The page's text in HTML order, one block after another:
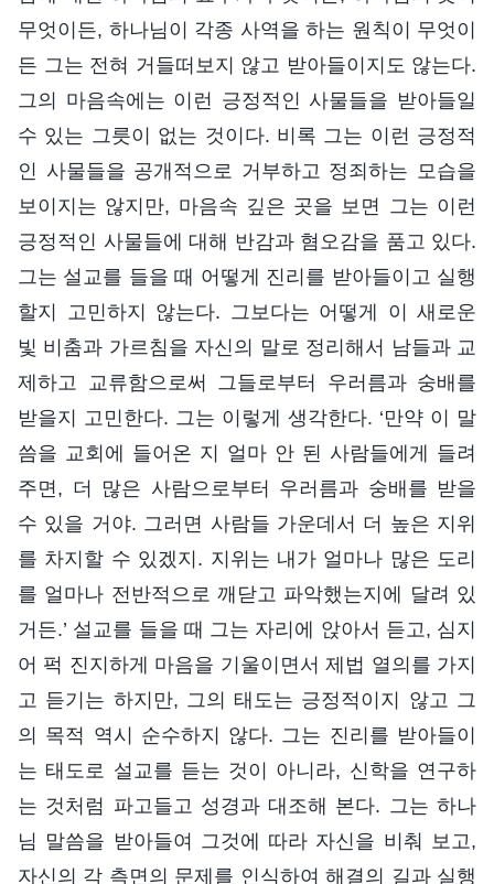
무엇이든, 하나님이 각종 사역을 하는 원칙이 무엇이
든 그는 전혀 거들떠보지 않고 받아들이지도 않는다.
그의 마음속에는 이런 긍정적인 사물들을 받아들일
수 있는 그릇이 없는 것이다. 비록 그는 이런 긍정적
인 사물들을 공개적으로 거부하고 정죄하는 모습을
보이지는 않지만, 마음속 깊은 곳을 보면 그는 이런
긍정적인 사물들에 대해 반감과 혐오감을 품고 있다.
그는 설교를 들을 때 어떻게 진리를 받아들이고 실행
할지 고민하지 않는다. 그보다는 어떻게 이 새로운
빛 비춤과 가르침을 자신의 말로 정리해서 남들과 교
제하고 교류함으로써 그들로부터 우러름과 숭배를
받을지 고민한다. 그는 이렇게 생각한다. ‘만약 이 말
씀을 교회에 들어온 지 얼마 안 된 사람들에게 들려
주면, 더 많은 사람으로부터 우러름과 숭배를 받을
수 있을 거야. 그러면 사람들 가운데서 더 높은 지위
를 차지할 수 있겠지. 지위는 내가 얼마나 많은 도리
를 얼마나 전반적으로 깨닫고 파악했는지에 달려 있
거든.’ 설교를 들을 때 그는 자리에 앉아서 듣고, 심지
어 퍽 진지하게 마음을 기울이면서 제법 열의를 가지
고 듣기는 하지만, 그의 태도는 긍정적이지 않고 그
의 목적 역시 순수하지 않다. 그는 진리를 받아들이
는 태도로 설교를 듣는 것이 아니라, 신학을 연구하
는 것처럼 파고들고 성경과 대조해 본다. 그는 하나
님 말씀을 받아들여 그것에 따라 자신을 비춰 보고,
자신의 각 측면의 문제를 인식하여 해결의 길과 실행